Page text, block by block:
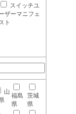
スイッチユ
ザーマニフェ
ト
山
福島
県
茨城
県